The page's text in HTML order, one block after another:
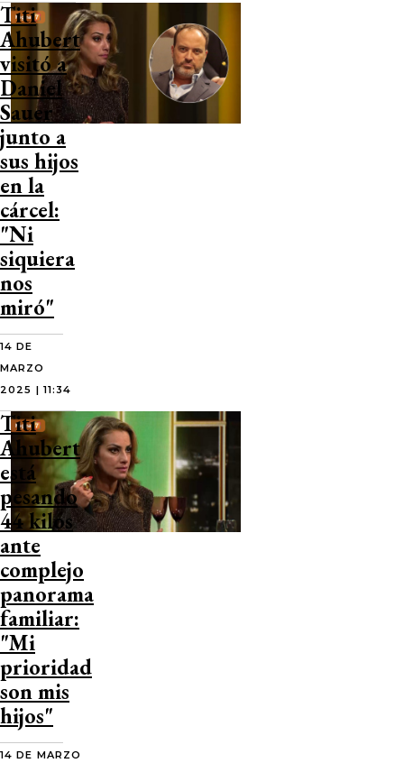
Titi
Ahubert
visitó a
Daniel
Sauer
junto a
sus hijos
en la
cárcel:
"Ni
siquiera
nos
miró"
14 DE
MARZO
2025 | 11:34
Titi
Ahubert
está
pesando
44 kilos
ante
complejo
panorama
familiar:
"Mi
prioridad
son mis
hijos"
14 DE MARZO